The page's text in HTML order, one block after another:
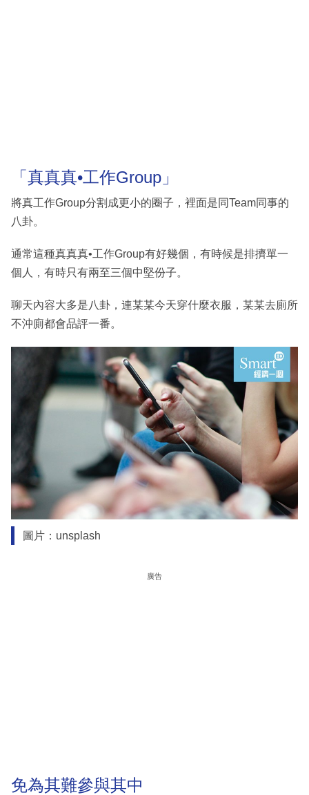
「真真真•工作Group」
將真工作Group分割成更小的圈子，裡面是同Team同事的
八卦。
通常這種真真真•工作Group有好幾個，有時候是排擠單一
個人，有時只有兩至三個中堅份子。
聊天內容大多是八卦，連某某今天穿什麼衣服，某某去廁所
不沖廁都會品評一番。
圖片：unsplash
廣告
免為其難參與其中